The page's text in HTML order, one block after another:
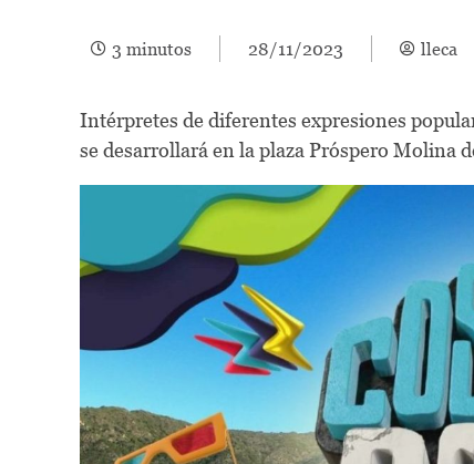
3 minutos 28/11/2023 lleca
Intérpretes de diferentes expresiones
se desarrollará en la plaza Próspero Molina